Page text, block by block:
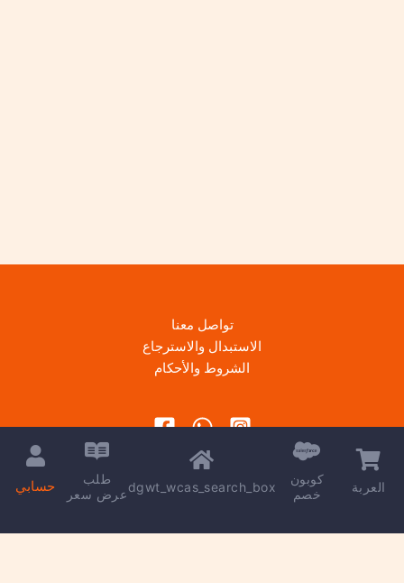
تواصل معنا
الاستبدال والاسترجاع
الشروط والأحكام
حسابي
طلب
عرض سعرdgwt_wcas_search_box
كوبون
خصم
العربة